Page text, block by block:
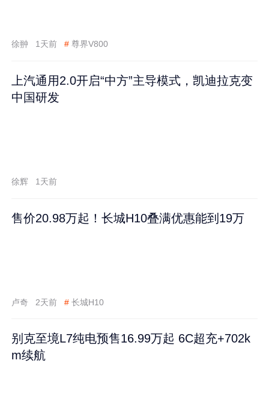
徐翀 1天前 # 尊界V800
上汽通用2.0开启“中方”主导模式，凯迪拉克变
中国研发
徐辉 1天前
售价20.98万起！长城H10叠满优惠能到19万
卢奇 2天前 # 长城H10
别克至境L7纯电预售16.99万起 6C超充+702k
m续航